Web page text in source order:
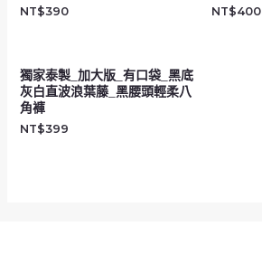
NT$390 NT$400
獨家泰製_加大版_有口袋_黑底
灰白直波浪葉藤_黑腰頭輕柔八
角褲
NT$399